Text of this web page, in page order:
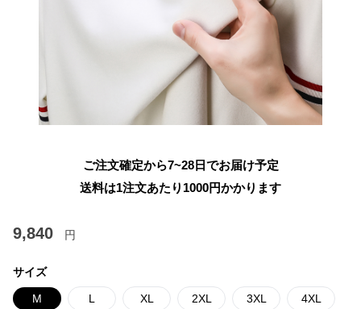
ご注文確定から7~28日でお届け予定
送料は1注文あたり 1000円かかります
9,840 円
サイズ
M L XL 2XL 3XL 4XL